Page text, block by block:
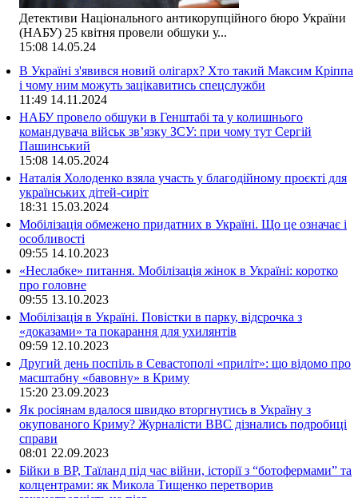
Детективи Національного антикорупційного бюро України
(НАБУ) 25 квітня провели обшуки у...
15:08 14.05.24
В Україні з'явився новий олігарх? Хто такий Максим Кріппа
і чому ним можуть зацікавитись спецслужби
11:49 14.11.2024
НАБУ провело обшуки в Генштабі та у колишнього
командувача військ зв’язку ЗСУ: при чому тут Сергій
Пашинський
15:08 14.05.2024
Наталія Холоденко взяла участь у благодійному проєкті для
українських дітей-сиріт
18:31 15.03.2024
Мобілізація обмежено придатних в Україні. Що це означає і
особливості
09:55 14.10.2023
«Неслабке» питання. Мобілізація жінок в Україні: коротко
про головне
09:55 13.10.2023
Мобілізація в Україні. Повістки в парку, відсрочка з
«доказами» та покарання для ухилянтів
09:59 12.10.2023
Другий день поспіль в Севастополі «приліт»: що відомо про
масштабну «бавовну» в Криму
15:20 23.09.2023
Як росіянам вдалося швидко вторгнутись в Україну з
окупованого Криму? Журналісти ВВС дізнались подробиці
справи
08:01 22.09.2023
Бійки в ВР, Таїланд під час війни, історії з “ботофермами” та
колцентрами: як Микола Тищенко перетворив